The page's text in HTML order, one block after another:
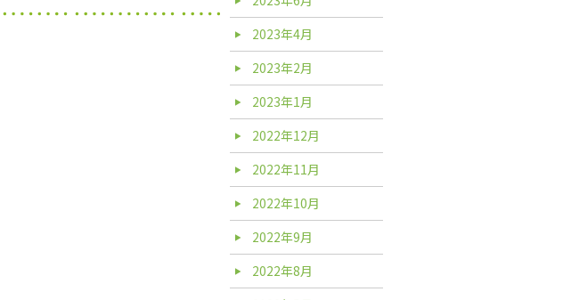
2023年4月
2023年2月
2023年1月
2022年12月
2022年11月
2022年10月
2022年9月
2022年8月